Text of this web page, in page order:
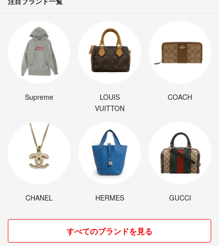
Supreme
LOUIS
VUITTON
COACH
CHANEL HERMES GUCCI
すべてのブランドを見る